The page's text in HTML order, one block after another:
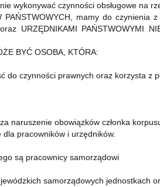
wykonywać czynności obsługowe na
mamy do czynienia
URZĘDNIKAMI PAŃSTWOWYMI
BYĆ OSOBA, KTÓRA:
do czynności prawnych oraz korzysta z
naruszenie obowiązków członka
dla pracowników i urzędników.
są pracownicy samorządowi
samorządowych jednostkach